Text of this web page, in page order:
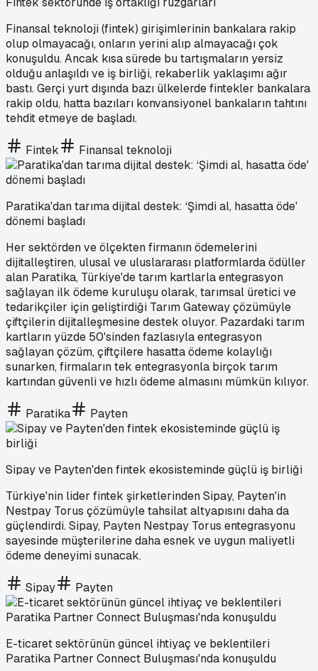
Finansal teknoloji (fintek) girişimlerinin bankalara rakip
olup olmayacağı, onların yerini alıp almayacağı çok
konuşuldu. Ancak kısa sürede bu tartışmaların yersiz
olduğu anlaşıldı ve iş birliği, rekaberlik yaklaşımı ağır
bastı. Gerçi yurt dışında bazı ülkelerde fintekler bankalara
rakip oldu, hatta bazıları konvansiyonel bankaların tahtını
tehdit etmeye de başladı.
Fintek Finansal teknoloji
Paratika'dan tarıma dijital destek: ‘Şimdi al, hasatta öde'
dönemi başladı
Her sektörden ve ölçekten firmanın ödemelerini
dijitalleştiren, ulusal ve uluslararası platformlarda ödüller
alan Paratika, Türkiye'de tarım kartlarla entegrasyon
sağlayan ilk ödeme kuruluşu olarak, tarımsal üretici ve
tedarikçiler için geliştirdiği Tarım Gateway çözümüyle
çiftçilerin dijitalleşmesine destek oluyor. Pazardaki tarım
kartların yüzde 50'sinden fazlasıyla entegrasyon
sağlayan çözüm, çiftçilere hasatta ödeme kolaylığı
sunarken, firmaların tek entegrasyonla birçok tarım
kartından güvenli ve hızlı ödeme almasını mümkün kılıyor.
Paratika Payten
Sipay ve Payten'den fintek ekosisteminde güçlü iş birliği
Türkiye'nin lider fintek şirketlerinden Sipay, Payten'in
Nestpay Torus çözümüyle tahsilat altyapısını daha da
güçlendirdi. Sipay, Payten Nestpay Torus entegrasyonu
sayesinde müşterilerine daha esnek ve uygun maliyetli
ödeme deneyimi sunacak.
Sipay Payten
E-ticaret sektörünün güncel ihtiyaç ve beklentileri
Paratika Partner Connect Buluşması'nda konuşuldu